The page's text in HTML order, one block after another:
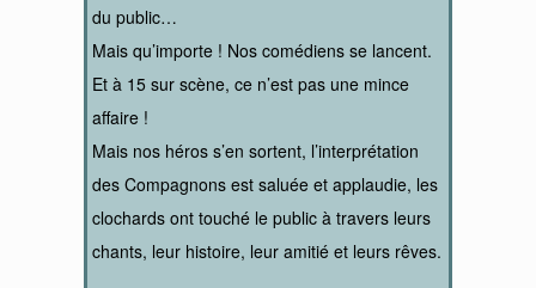
du public…
Mais qu’importe ! Nos comédiens se lancent.
Et à 15 sur scène, ce n’est pas une mince
affaire !
Mais nos héros s’en sortent, l’interprétation
des Compagnons est saluée et applaudie, les
clochards ont touché le public à travers leurs
chants, leur histoire, leur amitié et leurs rêves.